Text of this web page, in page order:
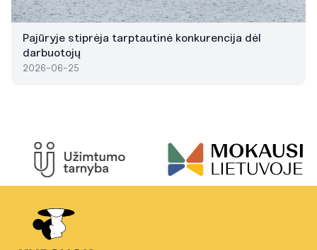
Pajūryje stiprėja tarptautinė konkurencija dėl
darbuotojų
2026-06-25